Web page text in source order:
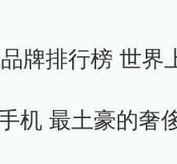
牌排行榜 世界
机 最土豪的奢